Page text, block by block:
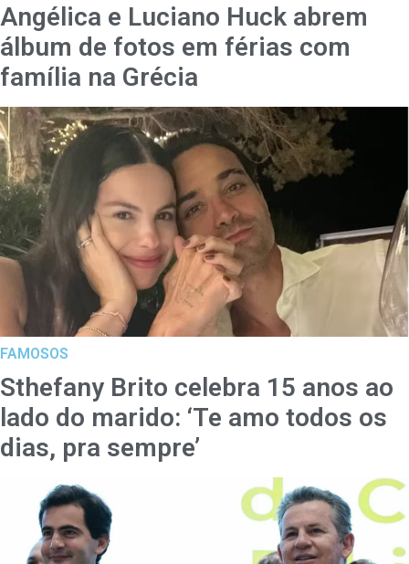
Angélica e Luciano Huck abrem
álbum de fotos em férias com
família na Grécia
FAMOSOS
Sthefany Brito celebra 15 anos ao
lado do marido: ‘Te amo todos os
dias, pra sempre’